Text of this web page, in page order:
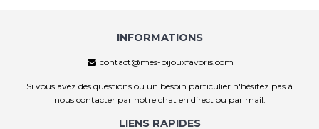
INFORMATIONS
contact@mes-bijouxfavoris.com
Si vous avez des questions ou un besoin particulier n'hésitez pas à
nous contacter par notre chat en direct ou par mail.
LIENS RAPIDES